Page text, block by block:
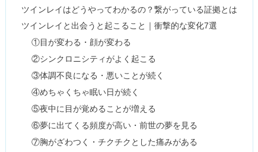
レイ男性がおかしくなる原因！統合がきつい＆精神破壊？